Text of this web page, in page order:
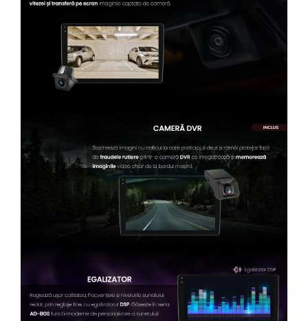
Conectică Mitsubishi
Lumini ambientale